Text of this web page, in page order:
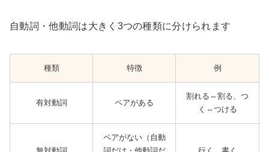
自動詞・他動詞は大きく3つの種類に分けられます
種類 特徴 例
有対動詞 ペアがある
割れる⇔割る、つ
く⇔つける
ペアがない（自動